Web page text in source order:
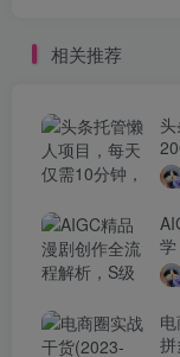
相关推荐